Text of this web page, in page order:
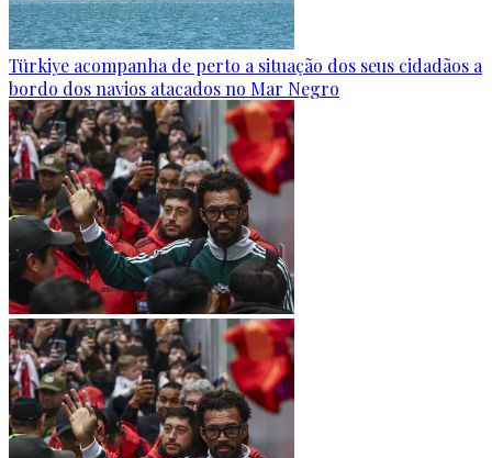
Türkiye acompanha de perto a situação dos seus cidadãos a
bordo dos navios atacados no Mar Negro